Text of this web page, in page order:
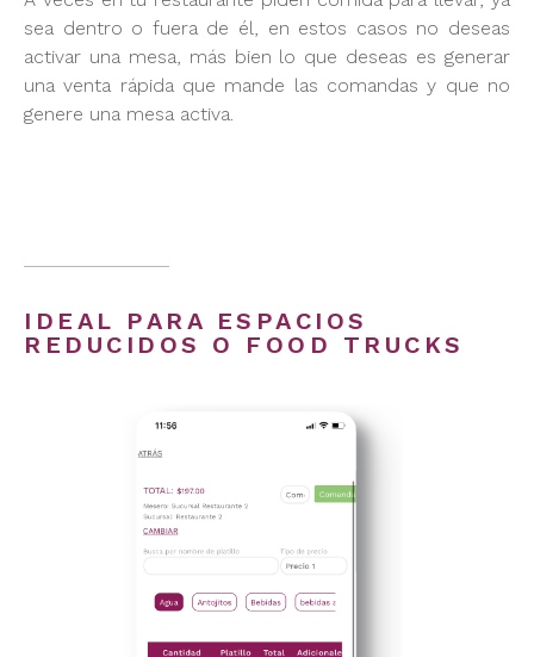
sea dentro o fuera de él, en estos casos no deseas
activar una mesa, más bien lo que deseas es generar
una venta rápida que mande las comandas y que no
genere una mesa activa.
IDEAL PARA ESPACIOS
REDUCIDOS O FOOD TRUCKS